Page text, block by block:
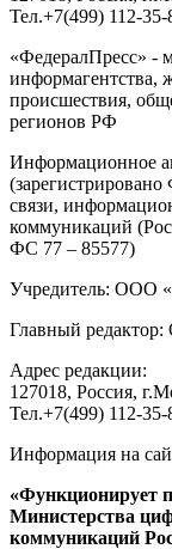
Тел.+7(499) 112-35-
«ФедералПресс» -
информагентства,
происшествия,
регионов РФ
Информационное
связи,
коммуникаций
ФС 77 – 85577)
Учредитель: ООО
Главный редактор:
Адрес редакции:
127018, Россия,
Тел.+7(499) 112-
Информация на
«Функционирует
Министерства
коммуникаций